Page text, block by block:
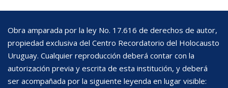
Obra amparada por la ley No. 17.616 de derechos de autor,
propiedad exclusiva del Centro Recordatorio del Holocausto
Uruguay. Cualquier reproducción deberá contar con la
autorización previa y escrita de esta institución, y deberá
ser acompañada por la siguiente leyenda en lugar visible: